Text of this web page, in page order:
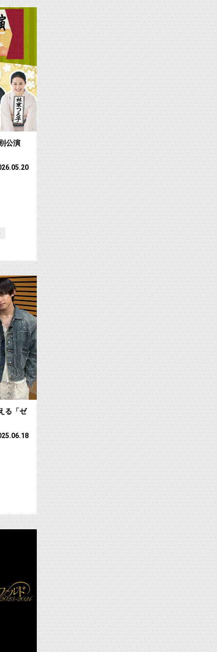
レビ朝日の秘蔵…サムネイル【ch2】日本の伝統芸能の魅力を伝える「
公演
ルで3か月連続放…サムネイル【ch2】麻雀初心者必見！林美沙希アナが
る「ゼ
ャンネルで生中継…サムネイル【ch2】1978年に始まった日本で最も歴史